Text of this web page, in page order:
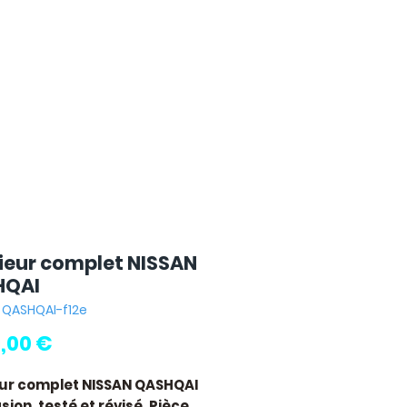
complet NISSAN
f12e
€
complet NISSAN QASHQAI